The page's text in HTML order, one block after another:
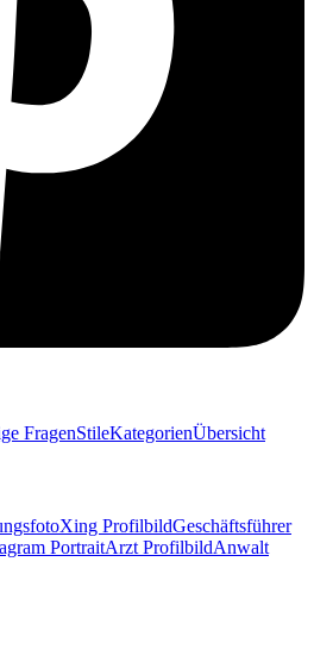
FragenStileKategorienÜbersicht
Xing ProfilbildGeschäftsführer
PortraitArzt ProfilbildAnwalt